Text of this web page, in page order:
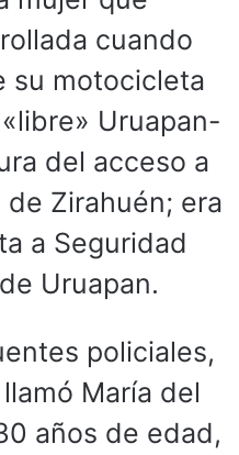
cuando
su motocicleta
Uruapan-
del acceso a
Zirahuén; era
a Seguridad
Uruapan.
policiales,
María del
años de edad,